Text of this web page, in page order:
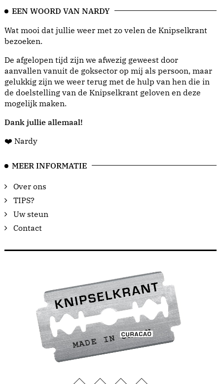
EEN WOORD VAN NARDY
Wat mooi dat jullie weer met zo velen de Knipselkrant
bezoeken.
De afgelopen tijd zijn we afwezig geweest door
aanvallen vanuit de goksector op mij als persoon, maar
gelukkig zijn we weer terug met de hulp van hen die in
de doelstelling van de Knipselkrant geloven en deze
mogelijk maken.
Dank jullie allemaal!
❤️ Nardy
MEER INFORMATIE
Over ons
TIPS?
Uw steun
Contact